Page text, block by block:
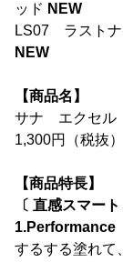
ッド NEW
LS07 ラストナ
NEW
【商品名】
サナ エクセ
1,300円（税抜）
【商品特長】
〔 直感スマート
1.Performance
するする塗れて